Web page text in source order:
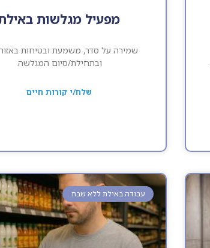
מפעיל מגלשות
שמירה על סדר, משמעת ובטיחות
ובתחילת/סיום המגלשה.
שלח/י קורות חיים
עבודה באילת ללא שבת